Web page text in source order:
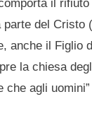
il
del Cristo
anche il Figlio
la chiesa
che agli